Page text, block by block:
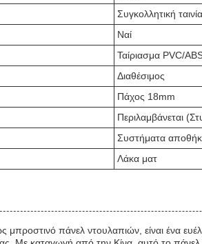
Συγκολλητική
Ναί
Ταίριασμα PVC/
Διαθέσιμος
Πάχος 18mm
Περιλαμβάνεται
Συστήματα
Λάκα ματ
πάνελ ντουλαπιών, είναι ένα